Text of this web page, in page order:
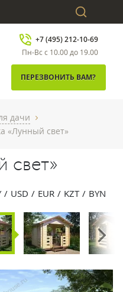
+7 (495) 212-10-69
Пн-Вс с 10.00 до 19.00
ПЕРЕЗВОНИТЬ ВАМ?
дачи chevron_right
«Лунный свет»
свет»
USD EUR KZT BYN
Next